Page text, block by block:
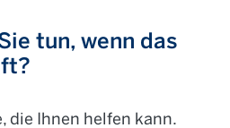
tun, wenn das
die Ihnen helfen kann.